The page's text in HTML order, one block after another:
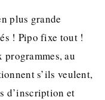
plus grande
! Pipo fixe tout !
programmes, au
s’ils veulent,
d’inscription et